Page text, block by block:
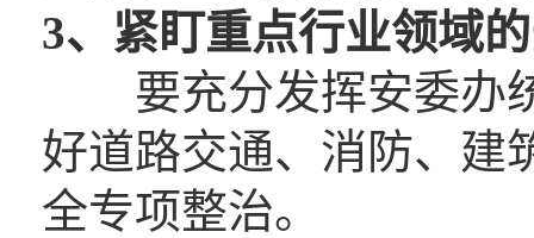
3、 紧盯重点行业领域
要充分发挥安委办统
好道路交通、消防、建
全专项整治。